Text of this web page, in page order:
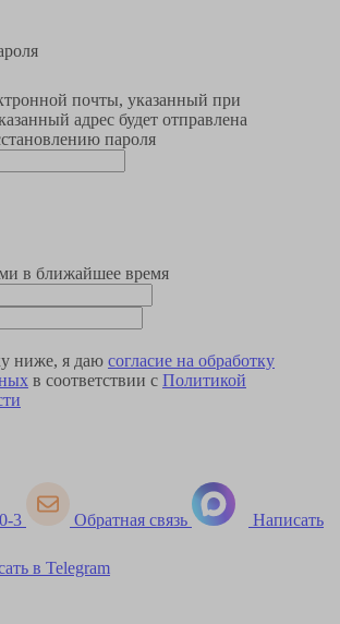
почты, указанный при
адрес будет отправлена
пароля
в ближайшее время
ниже, я даю согласие на обработку
в соответствии с Политикой
3 Обратная связь Написать
в Telegram